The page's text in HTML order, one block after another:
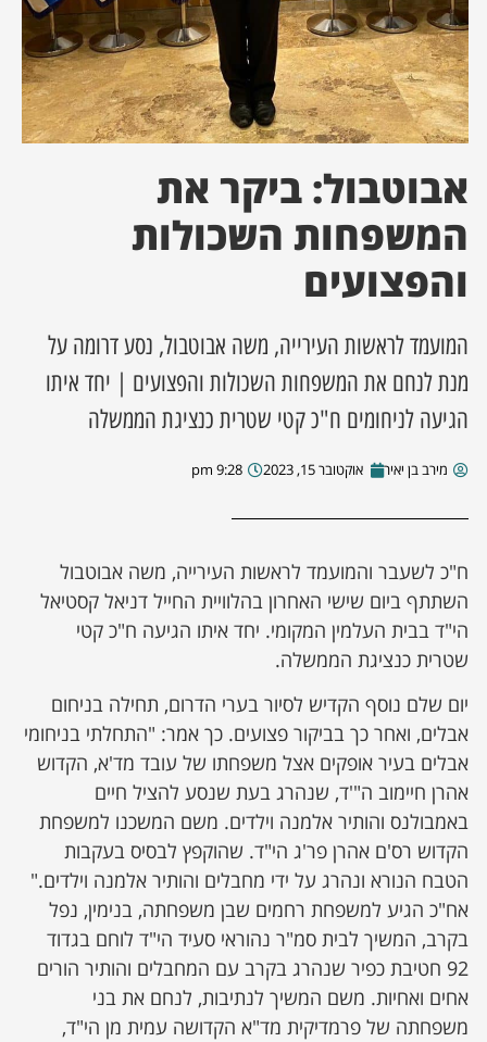
מסע מלחמה
השבוע
מקומית
עסקים
אבוטבול: ביקר את
המשפחות השכולות
והפצועים
המועמד לראשות העירייה, משה אבוטבול, נסע דרומה על
מנת לנחם את המשפחות השכולות והפצועים | יחד איתו
הגיעה לניחומים ח"כ קטי שטרית כנציגת הממשלה
מירב בן יאיר אוקטובר 15, 2023 9:28 pm
ח"כ לשעבר והמועמד לראשות העירייה, משה אבוטבול
השתתף ביום שישי האחרון בהלוויית החייל דניאל קסטיאל
הי"ד בבית העלמין המקומי. יחד איתו הגיעה ח"כ קטי
שטרית כנציגת הממשלה.
יום שלם נוסף הקדיש לסיור בערי הדרום, תחילה בניחום
אבלים, ואחר כך בביקור פצועים. כך אמר: "התחלתי בניחומי
אבלים בעיר אופקים אצל משפחתו של עובד מד'א, הקדוש
אהרן חיימוב ה"'ד, שנהרג בעת שנסע להציל חיים
באמבולנס והותיר אלמנה וילדים. משם המשכנו למשפחת
הקדוש רס'ם אהרן פר'ג הי"ד. שהוקפץ לבסיס בעקבות
הטבח הנורא ונהרג על ידי מחבלים והותיר אלמנה וילדים."
אח"כ הגיע למשפחת רחמים שבן משפחתה, בנימין, נפל
בקרב, המשיך לבית סמ"ר נהוראי סעיד הי"ד לוחם בגדוד
92 חטיבת כפיר שנהרג בקרב עם המחבלים והותיר הורים
אחים ואחיות. משם המשיך לנתיבות, לנחם את בני
משפחתה של פרמדיקית מד"א הקדושה עמית מן הי"ד,